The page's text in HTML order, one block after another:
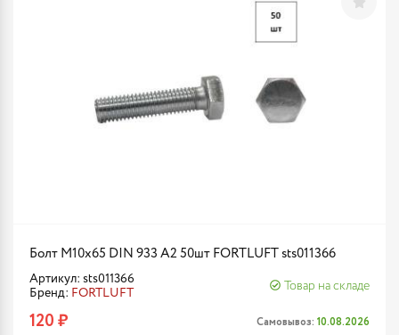
Болт М10х65 DIN 933 A2 50шт FORTLUFT sts011366
Артикул: sts011366
Бренд: FORTLUFT
Товар на складе
120 ₽ Самовывоз: 10.08.2026